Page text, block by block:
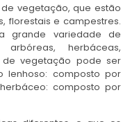
vegetação, que estão
florestais e campestres.
grande variedade de
herbáceas,
de vegetação pode ser
lenhoso: composto por
composto por